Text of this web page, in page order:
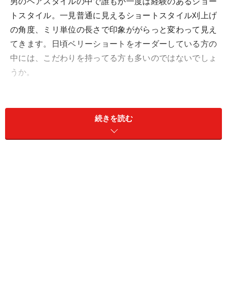
トスタイル。一見普通に見えるショートスタイル刈上げ
の角度、ミリ単位の長さで印象ががらっと変わって見え
てきます。日頃ベリーショートをオーダーしている方の
中には、こだわりを持ってる方も多いのではないでしょ
うか。
じ長さ同じ角度でCUTしても全く別のスタイルになって
しまうほど骨格の影響が大きく左右されます。日本人の
骨格は、はちが張っていて後頭部が平ら（ぜっぺき）で
続きを読む